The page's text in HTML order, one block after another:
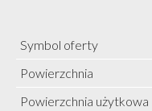
Symbol oferty
Powierzchnia
Powierzchnia użytkowa